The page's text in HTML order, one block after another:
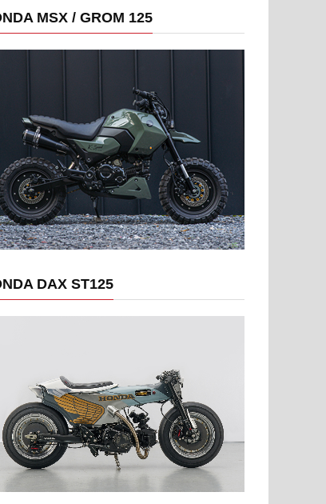
MSX / GROM 125
DAX ST125